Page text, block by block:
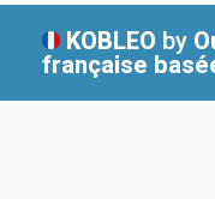
KOBLEO by
française